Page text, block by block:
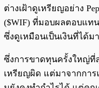
ต่างเฝ้าดูเหรียญอย่าง
($WIF) ที่มอบผลตอบแท
ซึ่งดูเหมือนเป็นเงินที่ได้
ซึ่งการขาดทุนครั้งใหญ่ที่
เหรียญผิด แต่มาจากการ